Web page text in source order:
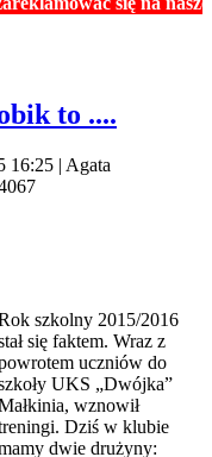
to ....
16:25 | Agata
szkolny 2015/2016
się faktem. Wraz z
uczniów do
UKS „Dwójka”
wznowił
Dziś w klubie
dwie drużyny: